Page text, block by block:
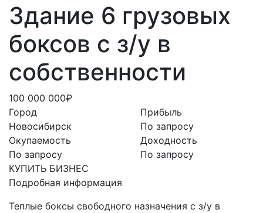
Здание 6 грузовых
боксов с з/у в
собственности
100 000 000₽
Город
Новосибирск
Окупаемость
По запросу
КУПИТЬ БИЗНЕС
Прибыль
По запросу
Доходность
По запросу
Подробная информация
Теплые боксы свободного назначения с з/у в